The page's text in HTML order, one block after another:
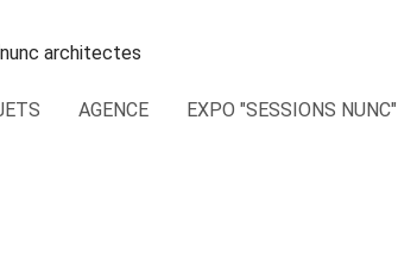
AGENCE EXPO "SESSIONS NUNC"